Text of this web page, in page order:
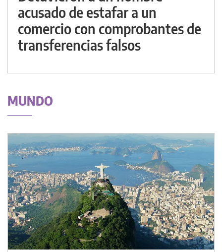
acusado de estafar a un
comercio con comprobantes de
transferencias falsos
MUNDO